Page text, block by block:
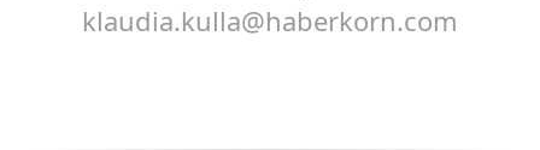
klaudia.kulla@haberkorn.com